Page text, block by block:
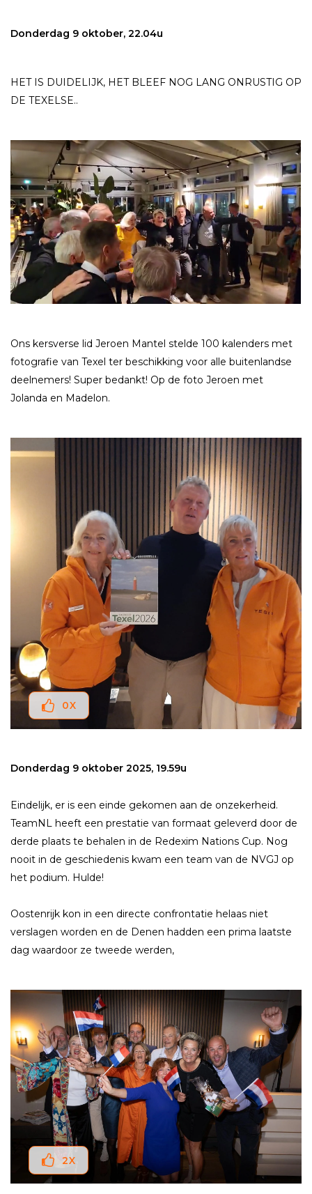
Donderdag 9 oktober, 22.04u
HET IS DUIDELIJK, HET BLEEF NOG LANG ONRUSTIG OP
DE TEXELSE..
Ons kersverse lid Jeroen Mantel stelde 100 kalenders met
fotografie van Texel ter beschikking voor alle buitenlandse
deelnemers! Super bedankt! Op de foto Jeroen met
Jolanda en Madelon.
0X
Donderdag 9 oktober 2025, 19.59u
Eindelijk, er is een einde gekomen aan de onzekerheid.
TeamNL heeft een prestatie van formaat geleverd door de
derde plaats te behalen in de Redexim Nations Cup. Nog
nooit in de geschiedenis kwam een team van de NVGJ op
het podium. Hulde!
Oostenrijk kon in een directe confrontatie helaas niet
verslagen worden en de Denen hadden een prima laatste
dag waardoor ze tweede werden,
2X